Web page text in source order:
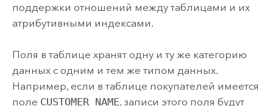
поддержки отношений между таблицами и их
атрибутивными индексами.
Поля в таблице хранят одну и ту же категорию
данных с одним и тем же типом данных.
Например, если в таблице покупателей имеется
поле CUSTOMER_NAME, записи этого поля будут